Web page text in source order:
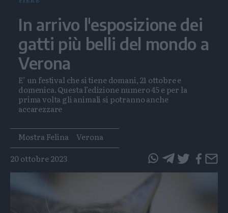
In arrivo l'esposizione dei
gatti più belli del mondo a
Verona
E’ un festival che si tiene domani, 21 ottobre e
domenica. Questa l’edizione numero 45 e per la
prima volta gli animali si potranno anche
accarezzare
Tags
Mostra Felina
Verona
20 ottobre 2023
questoquesto